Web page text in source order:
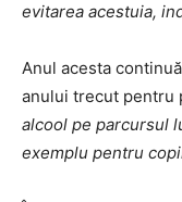
evitarea acestuia,
Anul acesta
anului trecut pentru
alcool pe parcursul
exemplu pentru